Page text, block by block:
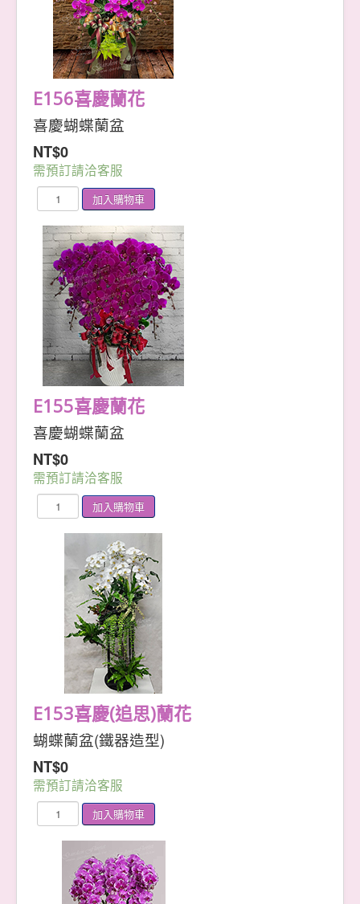
E156喜慶蘭花
喜慶蝴蝶蘭盆
NT$0
需預訂請洽客服
E155喜慶蘭花
喜慶蝴蝶蘭盆
NT$0
需預訂請洽客服
E153喜慶(追思)蘭花
蝴蝶蘭盆(鐵器造型)
NT$0
需預訂請洽客服